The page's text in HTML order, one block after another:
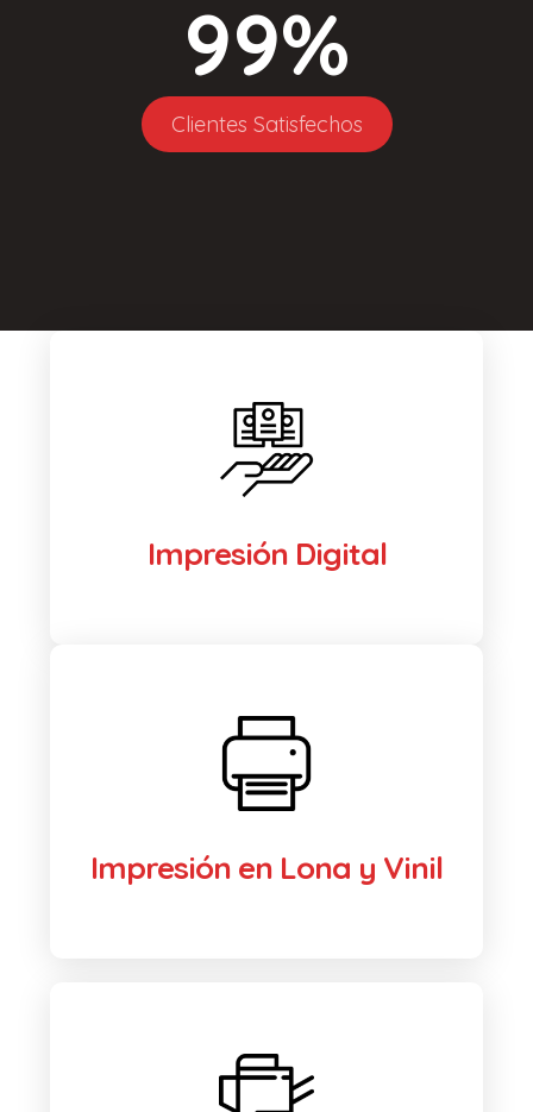
99%
Clientes Satisfechos
Impresión Digital
Impresión en Lona y Vinil